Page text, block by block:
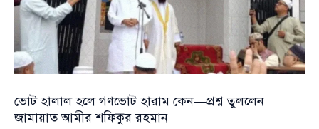
জামায়াত
আমীর
শফিকুর
রহমান
ভোট হালাল হলে গণভোট হারাম কেন—প্রশ্ন তুললেন
জামায়াত আমীর শফিকুর রহমান